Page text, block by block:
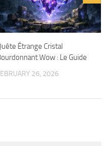
Étrange Cristal
Wow : Le Guide
26, 2026